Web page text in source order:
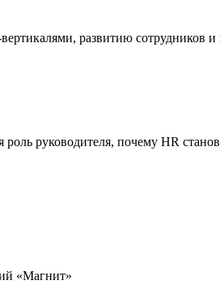
вертикалями, развитию
руководителя, почему HR
«Магнит»